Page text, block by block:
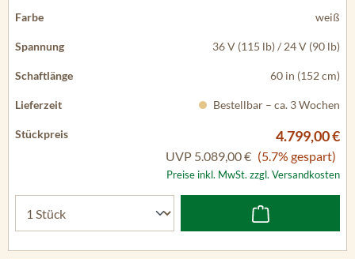
weiß
36 V (115 lb) / 24 V (90 lb)
60 in (152 cm)
Bestellbar – ca. 3 Wochen
4.799,00 €
UVP 5.089,00 € (5.7% gespart)
Preise inkl. MwSt. zzgl. Versandkosten